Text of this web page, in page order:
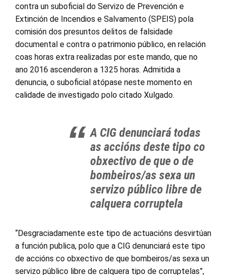
contra un suboficial do Servizo de Prevención e
Extinción de Incendios e Salvamento (SPEIS) pola
comisión dos presuntos delitos de falsidade
documental e contra o patrimonio público, en relación
coas horas extra realizadas por este mando, que no
ano 2016 ascenderon a 1325 horas. Admitida a
denuncia, o suboficial atópase neste momento en
calidade de investigado polo citado Xulgado.
A CIG denunciará todas
as accións deste tipo co
obxectivo de que o de
bombeiros/as sexa un
servizo público libre de
calquera corruptela
“Desgraciadamente este tipo de actuacións desvirtúan
a función publica, polo que a CIG denunciará este tipo
de accións co obxectivo de que bombeiros/as sexa un
servizo público libre de calquera tipo de corruptelas”,